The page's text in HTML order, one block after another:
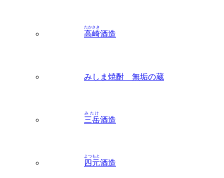
高崎
たかさき
酒造
みしま焼酎 無垢の蔵
三岳
みたけ
酒造
四元
よつもと
酒造